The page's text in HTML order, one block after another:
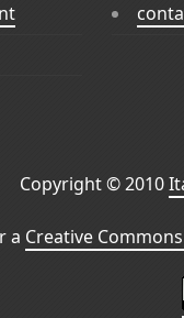
Copyright © 2010
a Creative